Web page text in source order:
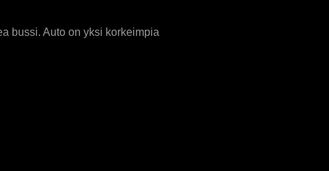
bussi. Auto on yksi korkeimpia